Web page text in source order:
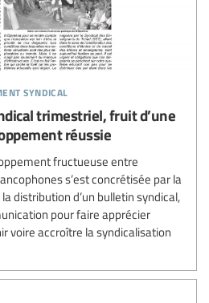
syndical
trimestriel, fruit d’une
réussie
fructueuse entre
s’est concrétisée par la
distribution d’un bulletin syndical,
pour faire apprécier
voire accroître la syndicalisation